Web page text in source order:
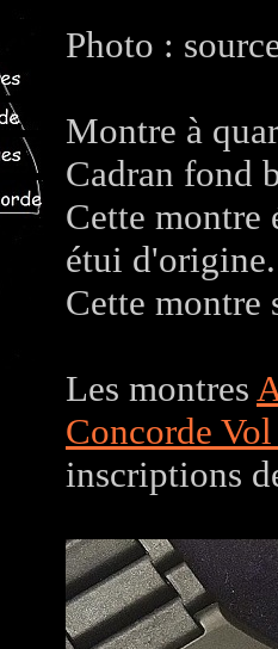
Photo :
Montre à
Cadran fond
Cette montre
étui d'origine.
Cette montre
Les montres
Concorde
inscriptions